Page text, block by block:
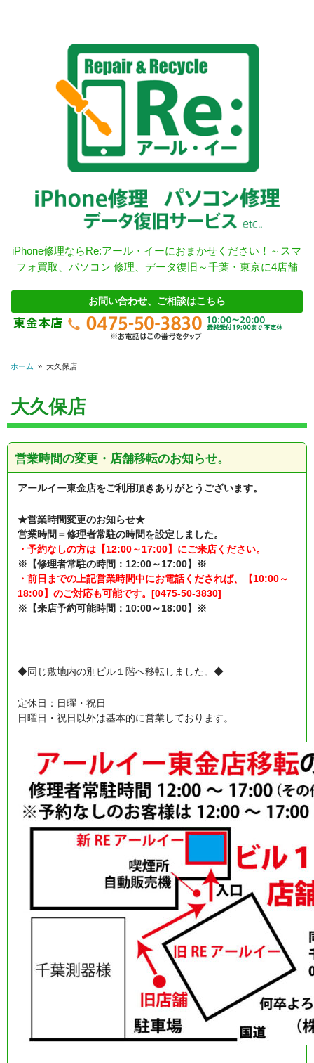
iPhone修理ならRe:アール・イーにおまかせください！～スマ
フォ買取、パソコン 修理、データ復旧～千葉・東京に4店舗
お問い合わせ、ご相談はこちら
ホーム »大久保店
大久保店
営業時間の変更・店舗移転のお知らせ。
アールイー東金店をご利用頂きありがとうございます。
★営業時間変更のお知らせ★
営業時間＝修理者常駐の時間を設定しました。
・予約なしの方は【12:00～17:00】にご来店ください。
※【修理者常駐の時間：12:00～17:00】※
・前日までの上記営業時間中にお電話くだされば、【10:00～
18:00】のご対応も可能です。[0475-50-3830]
※【来店予約可能時間：10:00～18:00】※
◆同じ敷地内の別ビル１階へ移転しました。◆
定休日：日曜・祝日
日曜日・祝日以外は基本的に営業しております。